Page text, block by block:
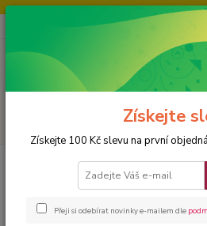
+420 605171715
FITNESS Venkovní posilovací
Venkovní
Získejte
Získejte 100 Kč slevu na první
Přeji si odebírat novinky e-mailem dle